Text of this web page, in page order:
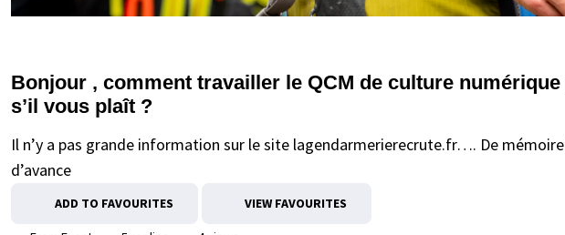
Bonjour , comment travailler le QCM de culture
s’il vous plaît ?
Il n’y a pas grande information sur le site lagendarmerierecrute.fr…. De
d’avance
ADD TO FAVOURITES VIEW FAVOURITES